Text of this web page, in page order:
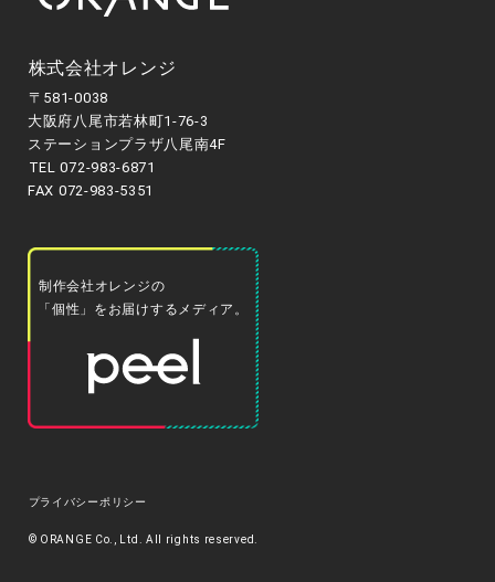
株式会社オレンジ
〒581-0038
大阪府八尾市若林町1-76-3
ステーションプラザ八尾南4F
TEL 072-983-6871
FAX 072-983-5351
制作会社オレンジの
「個性」をお届けするメディア。
© ORANGE Co., Ltd. All rights reserved.
プライバシーポリシー